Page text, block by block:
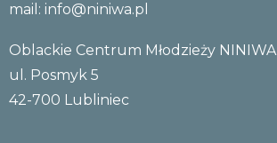
mail: info@niniwa.pl
Oblackie Centrum Młodzieży NINIWA
ul. Posmyk 5
42-700 Lubliniec